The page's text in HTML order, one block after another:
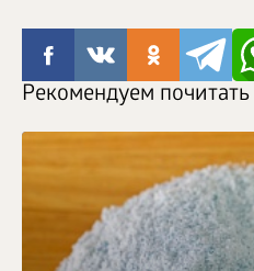
Рекомендуем